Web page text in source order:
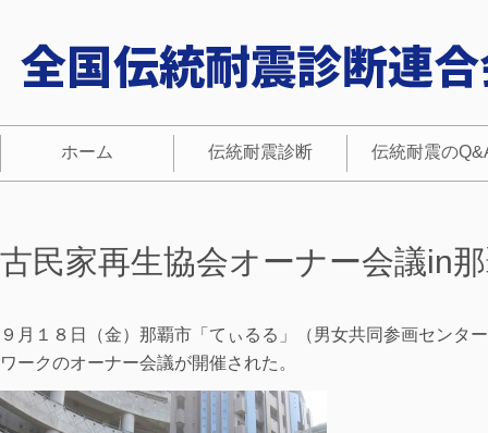
ホーム 伝統耐震診断 伝統耐震の
古民家再生協会オーナー会議in
９月１８日（金）那覇市「てぃるる」（男女共同参画センタ
ワークのオーナー会議が開催された。